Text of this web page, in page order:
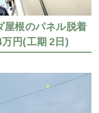
屋根のパネル脱着
円(工期 2日)